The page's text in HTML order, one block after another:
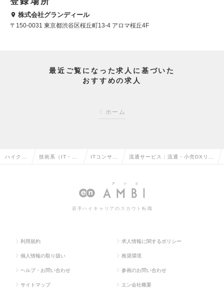
株式会社グランディール
〒150-0031 東京都渋谷区桜丘町13-4 アロマ桜丘4F
最近ご覧になった求人に基づいた
おすすめの求人
ホーム
ハイクラ 技術系（IT・W ITコンサル
職
流通サービス：流通・小売DXリー
人情報
若手ハイキャリアのスカウト転職
利用規約 求人情報に関するポリシー
個人情報の取り扱い 推奨環境
ヘルプ・お問い合わせ 参画のお問い合わせ
サイトマップ エン会社概要